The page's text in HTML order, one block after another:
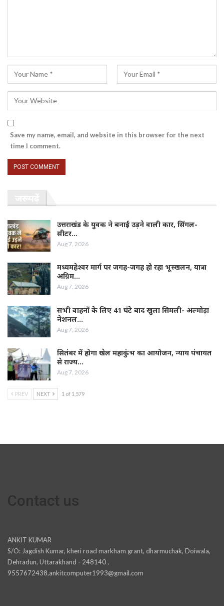
Save my name, email, and website in this browser for the next
time I comment.
उत्तराखंड के युवक ने बनाई उड़ने वाली कार, सिंगल-
सीटर…
Aug 7, 2026
मध्यमहेश्वर मार्ग पर जगह-जगह हो रहा भूस्खलन, यात्रा
अग्रिम…
Aug 7, 2026
सभी वाहनों के लिए 41 घंटे बाद खुला सिमली- अल्मोड़ा
नेशनल…
Aug 7, 2026
सितंबर में होगा खेल महाकुंभ का आयोजन, न्याय पंचायत
से राज्य…
Aug 7, 2026
PREV NEXT 1 of 1,579
ANKIT KUMAR
S/O: Jagdish Kumar, kheri road markham grant, dharmuchak, Doiwala,
Dehradun, Uttarakhand - 248140 ,
9557672438,ankitcomputer1993@gmail.com